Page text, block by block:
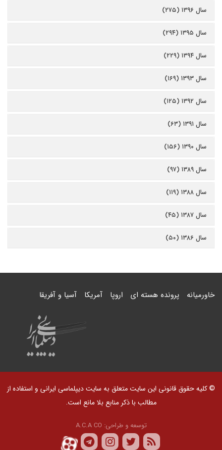
سال ۱۳۹۶ (۲۷۵)
سال ۱۳۹۵ (۲۹۴)
سال ۱۳۹۴ (۲۲۹)
سال ۱۳۹۳ (۱۶۹)
سال ۱۳۹۲ (۱۲۵)
سال ۱۳۹۱ (۶۳)
سال ۱۳۹۰ (۱۵۶)
سال ۱۳۸۹ (۹۷)
سال ۱۳۸۸ (۱۱۹)
سال ۱۳۸۷ (۴۵)
سال ۱۳۸۶ (۵۰)
خاورمیانه پرونده هسته ای اروپا آمریکا آسیا و آفریقا
© کلیه حقوق قانونی این سایت متعلق به سایت دیپلماسی ایرانی و استفاده از
مطالب با ذکر منابع بلا مانع است.
توسعه و طراحی: A.C.A CO